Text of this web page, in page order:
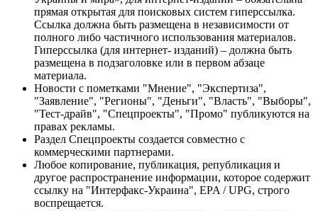
прямая открытая для поисковых систем гиперссылка.
Ссылка должна быть размещена в независимости от
полного либо частичного использования материалов.
Гиперссылка (для интернет- изданий) – должна быть
размещена в подзаголовке или в первом абзаце
материала.
Новости с пометками "Мнение", "Экспертиза",
"Заявление", "Регионы", "Деньги", "Власть", "Выборы",
"Тест-драйв", "Спецпроекты", "Промо" публикуются на
правах рекламы.
Раздел Спецпроекты создается совместно с
коммерческими партнерами.
Любое копирование, публикация, републикация и
другое распространение информации, которое содержит
ссылку на "Интерфакс-Украина", EPA / UPG, строго
воспрещается.